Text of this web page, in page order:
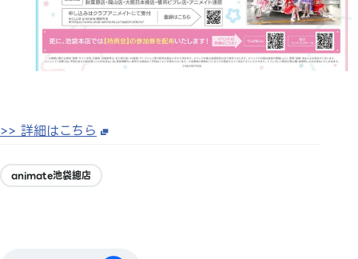
>> 詳細はこちら
animate池袋總店